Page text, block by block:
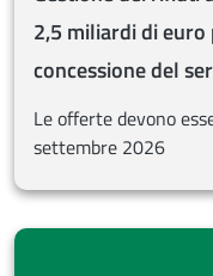
2,5 miliardi di euro
concessione del
Le offerte devono
settembre 2026